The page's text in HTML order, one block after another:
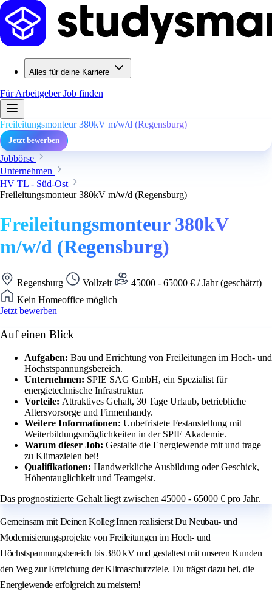
Alles für deine Karriere
Für ArbeitgeberJob finden
Freileitungsmonteur 380kV m/w/d (Regensburg)
Jetzt bewerben
Jobbörse
Unternehmen
HV TL - Süd-Ost
Freileitungsmonteur 380kV m/w/d (Regensburg)
Freileitungsmonteur 380kV
m/w/d (Regensburg)
Regensburg Vollzeit
45000 - 65000 € / Jahr (geschätzt)
Kein Homeoffice möglich
Jetzt bewerben
Auf einen Blick
Aufgaben: Bau und Errichtung von Freileitungen im Hoch- und
Höchstspannungsbereich.
Unternehmen: SPIE SAG GmbH, ein Spezialist für
energietechnische Infrastruktur.
Vorteile: Attraktives Gehalt, 30 Tage Urlaub, betriebliche
Altersvorsorge und Firmenhandy.
Weitere Informationen: Unbefristete Festanstellung mit
Weiterbildungsmöglichkeiten in der SPIE Akademie.
Warum dieser Job: Gestalte die Energiewende mit und trage
zu Klimazielen bei!
Qualifikationen: Handwerkliche Ausbildung oder Geschick,
Höhentauglichkeit und Teamgeist.
Das prognostizierte Gehalt liegt zwischen 45000 - 65000 € pro Jahr.
Gemeinsam mit Deinen Kolleg:Innen realisierst Du Neubau- und
Modernisierungsprojekte von Freileitungen im Hoch- und
Höchstspannungsbereich bis 380 kV und gestaltest mit unseren Kunden
den Weg zur Erreichung der Klimaschutzziele. Du trägst dazu bei, die
Energiewende erfolgreich zu meistern!